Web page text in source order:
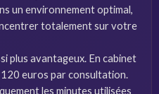
un environnement optimal,
totalement sur votre
plus avantageux. En cabinet
euros par consultation.
les minutes utilisées